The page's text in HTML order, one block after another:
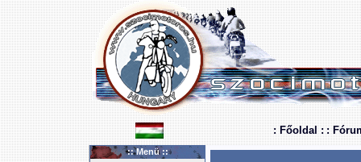
: Főoldal : :
:: Menü ::